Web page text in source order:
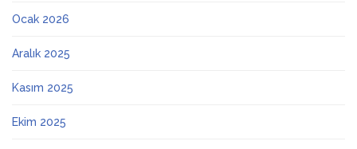
Ocak 2026
Aralık 2025
Kasım 2025
Ekim 2025